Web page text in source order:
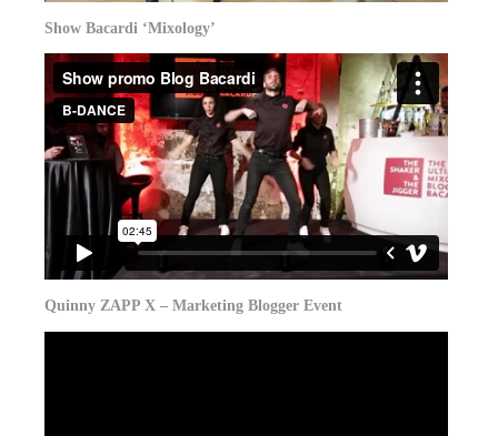
Show Bacardi ‘Mixology’
Quinny ZAPP X – Marketing Blogger Event